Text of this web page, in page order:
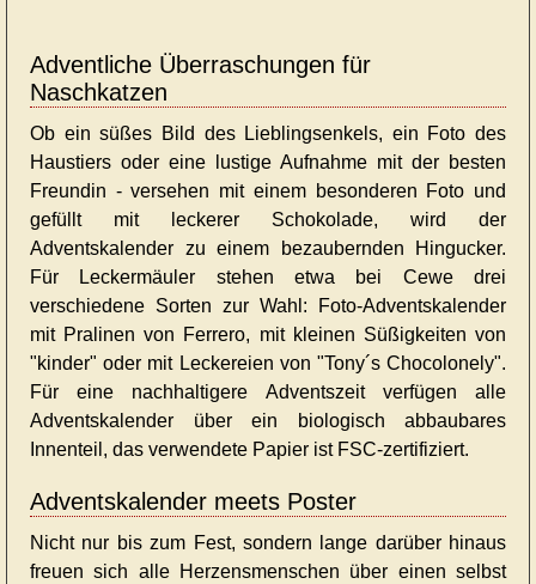
Adventliche Überraschungen für
Naschkatzen
Ob ein süßes Bild des Lieblingsenkels, ein Foto des
Haustiers oder eine lustige Aufnahme mit der besten
Freundin - versehen mit einem besonderen Foto und
gefüllt mit leckerer Schokolade, wird der
Adventskalender zu einem bezaubernden Hingucker.
Für Leckermäuler stehen etwa bei Cewe drei
verschiedene Sorten zur Wahl: Foto-Adventskalender
mit Pralinen von Ferrero, mit kleinen Süßigkeiten von
"kinder" oder mit Leckereien von "Tony´s Chocolonely".
Für eine nachhaltigere Adventszeit verfügen alle
Adventskalender über ein biologisch abbaubares
Innenteil, das verwendete Papier ist FSC-zertifiziert.
Adventskalender meets Poster
Nicht nur bis zum Fest, sondern lange darüber hinaus
freuen sich alle Herzensmenschen über einen selbst